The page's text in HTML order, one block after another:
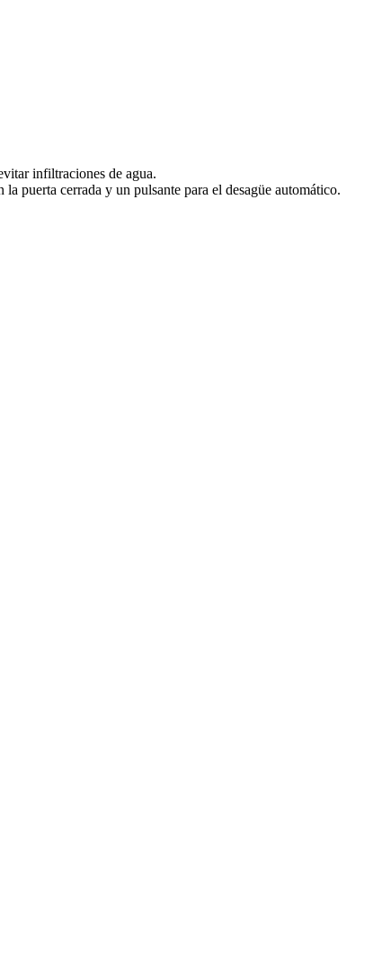
infiltraciones de agua.
puerta cerrada y un pulsante para el desagüe automático.